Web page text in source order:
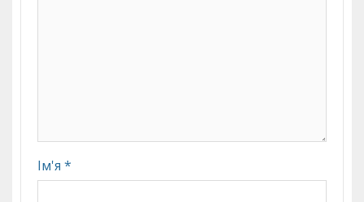
Ім'я *